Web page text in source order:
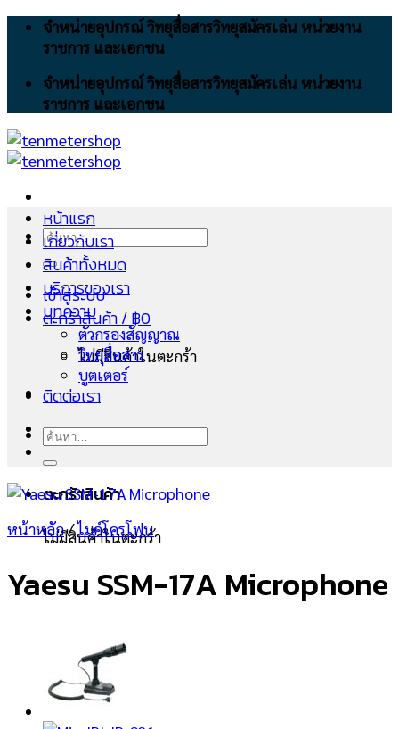
Skip
จำหน่ายอุปกรณ์ วิทยุสื่อสารวิทยุสมัครเล่น หน่วยงาน
ราชการ และเอกชน
จำหน่ายอุปกรณ์ วิทยุสื่อสารวิทยุสมัครเล่น หน่วยงาน
ราชการ และเอกชน
ค้นหา:
เข้าสู่ระบบ
ตะกร้าสินค้า /฿0
ไม่มีสินค้าในตะกร้า
ตะกร้าสินค้า
ไม่มีสินค้าในตะกร้า
หน้าแรก
เกี่ยวกับเรา
สินค้าทั้งหมด
บริการของเรา
บทความ
ตัวกรองสัญญาณ
วิทยุสื่อสาร
บูตเตอร์
ติดต่อเรา
ค้นหา:
หน้าหลัก/ไมค์โครโฟน
Yaesu SSM-17A Microphone